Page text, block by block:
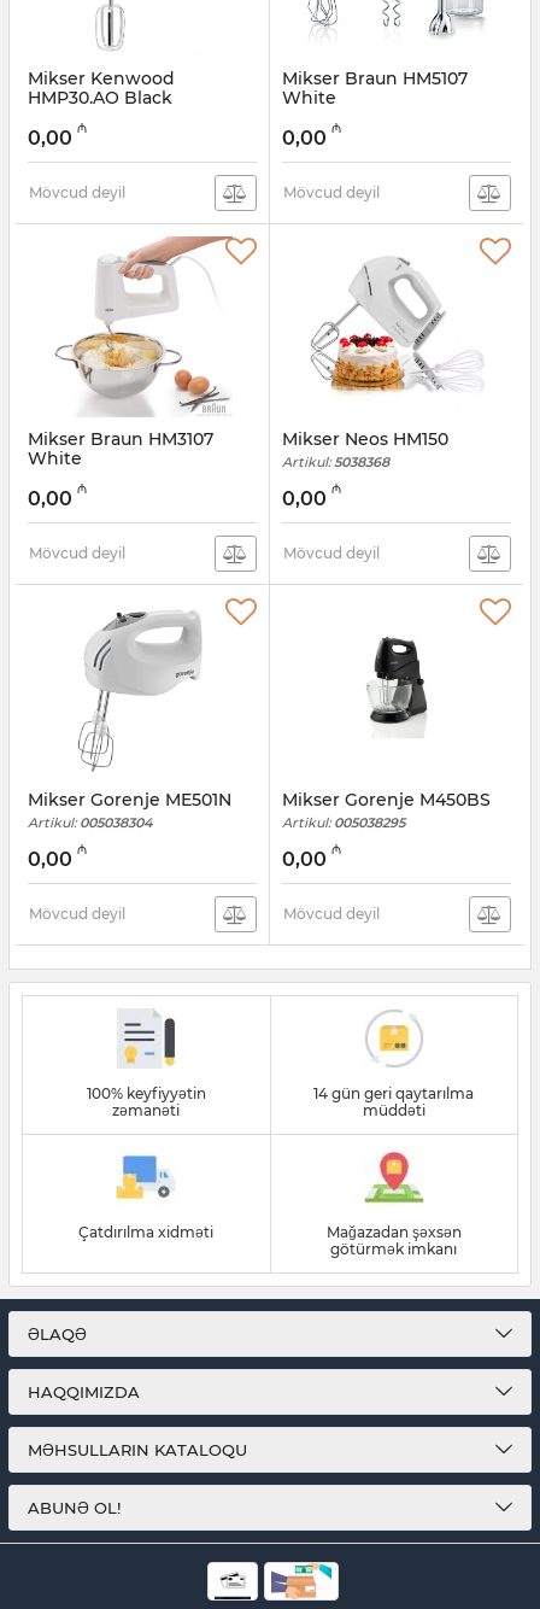
Mikser Kenwood
HMP30.AO Black
005038466
0,00 ₼
Mövcud deyil
Mikser Braun HM5107
White
005038465
0,00 ₼
Mövcud deyil
Mikser Braun HM3107
White
005038464
0,00 ₼
Mövcud deyil
Mikser Neos HM150
Artikul: 5038368
0,00 ₼
Mövcud deyil
Mikser Gorenje ME501N
Artikul: 005038304
0,00 ₼
Mövcud deyil
Mikser Gorenje M450BS
Artikul: 005038295
0,00 ₼
Mövcud deyil
100% keyfiyyətin
zəmanəti
14 gün geri qaytarılma
müddəti
Çatdırılma xidməti
Mağazadan şəxsən
götürmək imkanı
ƏLAQƏ
HAQQIMIZDA
MƏHSULLARIN KATALOQU
ABUNƏ OL!